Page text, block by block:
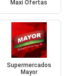
Maxi Ofertas
Supermercados
Mayor